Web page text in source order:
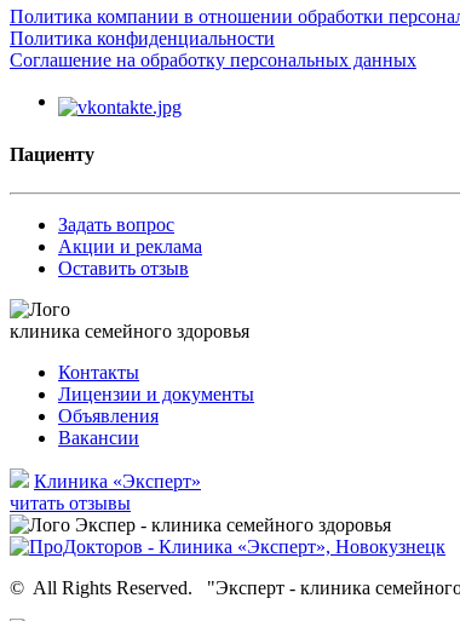
Политика компании в отношении обработки
Политика конфиденциальности
Соглашение на обработку персональных данных
Пациенту
Задать вопрос
Акции и реклама
Оставить отзыв
клиника семейного здоровья
Контакты
Лицензии и документы
Объявления
Вакансии
Клиника «Эксперт»
читать отзывы
© All Rights Reserved. "Эксперт - клиника